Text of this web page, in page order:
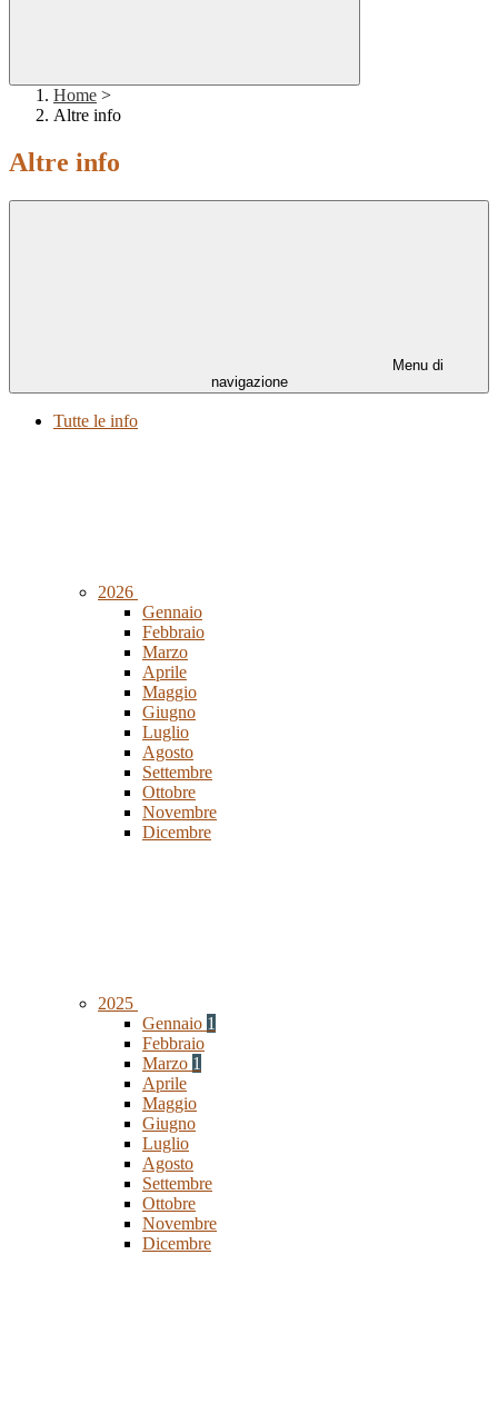
Home >
Altre info
Altre info
Menu di
navigazione
Tutte le info
2026
Gennaio
Febbraio
Marzo
Aprile
Maggio
Giugno
Luglio
Agosto
Settembre
Ottobre
Novembre
Dicembre
2025
Gennaio 1
Febbraio
Marzo 1
Aprile
Maggio
Giugno
Luglio
Agosto
Settembre
Ottobre
Novembre
Dicembre